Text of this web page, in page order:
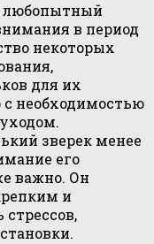
любопытный
в период
некоторых
для их
с необходимостью
зверек менее
его
важно. Он
и